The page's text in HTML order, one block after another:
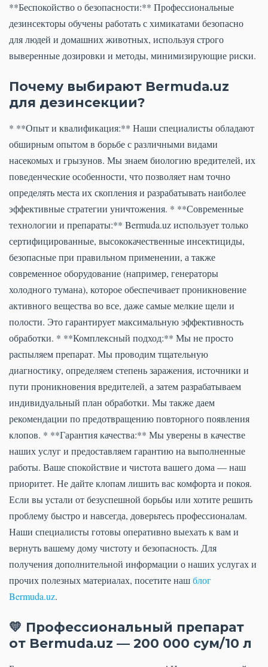
**Беспокойство о безопасности:** Профессиональные
дезинсекторы обучены работать с химикатами безопасно
для людей и домашних животных, используя строго
выверенные дозировки и методы, минимизирующие риски.
Почему выбирают Bermuda.uz
для дезинсекции?
* **Опыт и квалификация:** Наши специалисты обладают
обширным опытом в борьбе с различными видами
насекомых и грызунов. Мы знаем биологию вредителей, их
поведенческие особенности, что позволяет нам точно
определять места их скопления и разрабатывать наиболее
эффективные стратегии уничтожения. * **Современные
технологии и препараты:** Bermuda.uz использует только
сертифицированные, высококачественные инсектициды,
безопасные при правильном применении, а также
современное оборудование (например, генераторы
холодного тумана), которое обеспечивает проникновение
активного вещества во все, даже самые мелкие щели и
полости. Это гарантирует максимальную эффективность
обработки. * **Комплексный подход:** Мы не просто
распыляем препарат. Мы проводим тщательную
диагностику, определяем степень заражения, источники и
пути проникновения вредителей, а затем разрабатываем
индивидуальный план обработки. Мы также даем
рекомендации по предотвращению повторного появления
клопов. * **Гарантия качества:** Мы уверены в качестве
наших услуг и предоставляем гарантию на выполненные
работы. Ваше спокойствие и чистота вашего дома — наш
приоритет. Не дайте клопам лишить вас комфорта и покоя.
Если вы устали от безуспешной борьбы или хотите решить
проблему быстро и навсегда, доверьтесь профессионалам.
Наши специалисты готовы оперативно выехать к вам и
вернуть вашему дому чистоту и безопасность. Для
получения дополнительной информации о наших услугах и
прочих полезных материалах, посетите нашблог
Bermuda.uz.
💛 Профессиональный препарат
от Bermuda.uz — 200 000 сум/10 л